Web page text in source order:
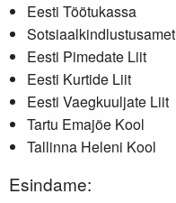
Eesti Töötukassa
Sotsiaalkindlustusamet
Eesti Pimedate Liit
Eesti Kurtide Liit
Eesti Vaegkuuljate Liit
Tartu Emajõe Kool
Tallinna Heleni Kool
Esindame: